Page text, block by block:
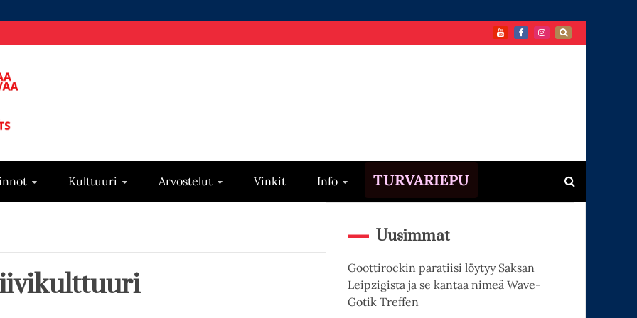
Kulttuuri Arvostelut Vinkit Info TURVARIEPU
Uusimmat
Goottirockin paratiisi löytyy Saksan
Leipzigista ja se kantaa nimeä Wave-
Gotik Treffen